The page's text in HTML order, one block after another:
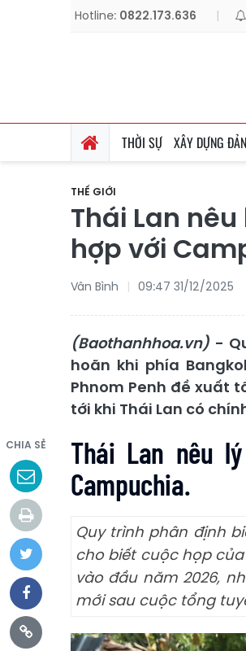
Hotline: 0822.173.636 |
THỜI SỰ XÂY DỰNG
THẾ GIỚI
Thái Lan
hợp với
Vân Bình 09:47 31/12/2025
(Baothanhhoa.vn) -
hoãn khi phía
Phnom Penh đề xuất
tới khi Thái Lan có
CHIA SẺ
Thái Lan nêu
Campuchia.
Quy trình phân định
cho biết cuộc họp của
vào đầu năm 2026,
mới sau cuộc tổng